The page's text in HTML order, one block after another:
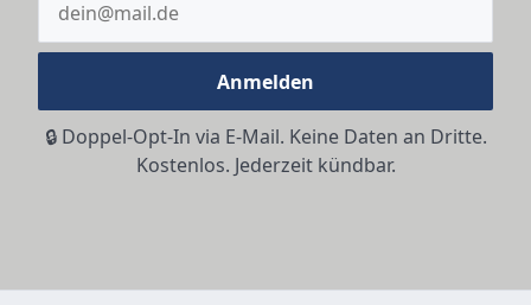
Anmelden
🔒 Doppel-Opt-In via E-Mail. Keine Daten an Dritte.
Kostenlos. Jederzeit kündbar.